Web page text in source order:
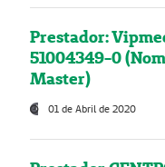
Prestador:
51004349-0
Master)
01 de Abril de 2020